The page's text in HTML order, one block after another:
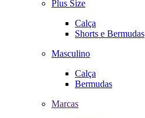
Plus Size
Calça
Shorts e Bermudas
Masculino
Calça
Bermudas
Marcas